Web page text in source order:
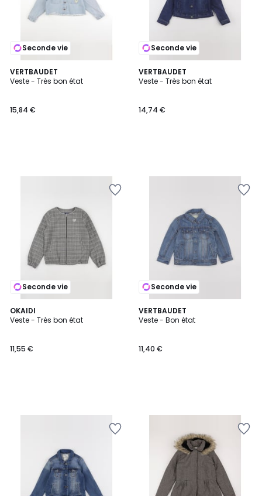
Seconde vie
VERTBAUDET
Veste - Très bon état
15,84 €
Seconde vie
VERTBAUDET
Veste - Très bon état
14,74 €
Seconde vie
OKAIDI
Veste - Très bon état
11,55 €
Seconde vie
VERTBAUDET
Veste - Bon état
11,40 €